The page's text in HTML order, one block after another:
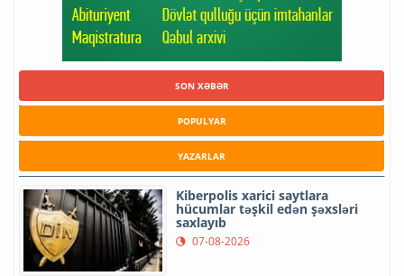
SON XƏBƏR
POPULYAR
YAZARLAR
Kiberpolis xarici saytlara
hücumlar təşkil edən şəxsləri
saxlayıb
07-08-2026